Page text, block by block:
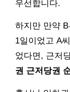
우선합니다.
하지만 만약
1일이었고 A
었다면, 근저
권 근저당권